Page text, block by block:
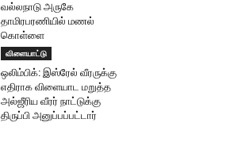
வல்லநாடு அருகே
தாமிரபரணியில் மணல்
கொள்ளை
விளையாட்டு
ஒலிம்பிக்: இஸ்ரேல் வீரருக்கு
எதிராக விளையாட மறுத்த
அல்ஜீரிய வீரர் நாட்டுக்கு
திருப்பி அனுப்பப்பட்டார்